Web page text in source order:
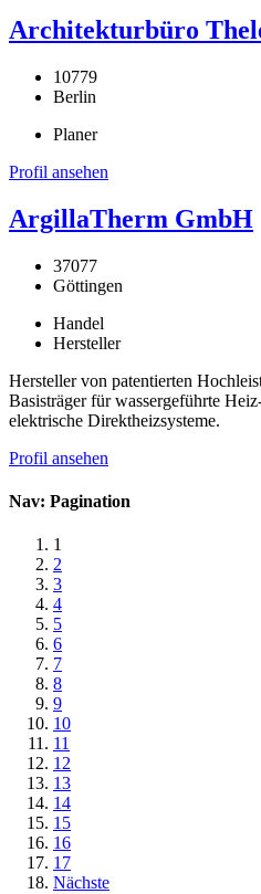
Architekturbüro
10779
Berlin
Planer
Profil ansehen
ArgillaTherm GmbH
37077
Göttingen
Handel
Hersteller
Hersteller von patentierten
Basisträger für wassergeführte
elektrische Direktheizsysteme.
Profil ansehen
Nav: Pagination
1
2
3
4
5
6
7
8
9
10
11
12
13
14
15
16
17
Nächste